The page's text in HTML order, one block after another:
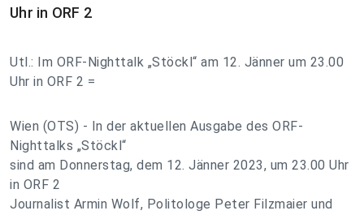
Uhr in ORF 2
Utl.: Im ORF-Nighttalk „Stöckl“ am 12. Jänner um 23.00
Uhr in ORF 2 =
Wien (OTS) - In der aktuellen Ausgabe des ORF-
Nighttalks „Stöckl“
sind am Donnerstag, dem 12. Jänner 2023, um 23.00 Uhr
in ORF 2
Journalist Armin Wolf, Politologe Peter Filzmaier und